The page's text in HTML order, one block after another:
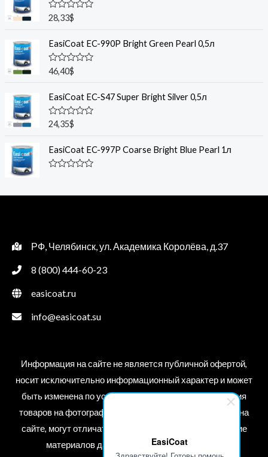
EasiCoat
0
o
u
o
f
5
R
e
0
o
u
o
f
5
28,33$
EasiCoat EC-990P Bright Green Pearl 0,5л
R
e
0
o
u
o
f
5
46,40$
EasiCoat EC-S47 Super Bright Silver 0,5л
R
e
0
o
24,35$
EasiCoat EC-997P Coarse Bright Blue Pearl 1л
t
t
o
5
РФ, Челябинск, ул. Академика Королёва, д.37
8 (800) 444-60-23
easicoat.ru
info@easicoat.su
Информация на сайте не является публичной офертой,
носит исключительно информационный характер и может
быть изменена по усмотрению компании. Изображения
товаров на фотографиях, представленных в каталоге на
сайте, могут отличаться от оригиналов. Использование
материалов данного сайта без разрешения